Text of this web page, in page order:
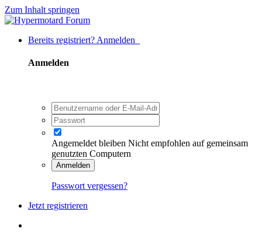
Zum Inhalt springen
Bereits registriert? Anmelden
Anmelden
Angemeldet bleiben Nicht empfohlen auf gemeinsam
genutzten Computern
Anmelden
Passwort vergessen?
Jetzt registrieren